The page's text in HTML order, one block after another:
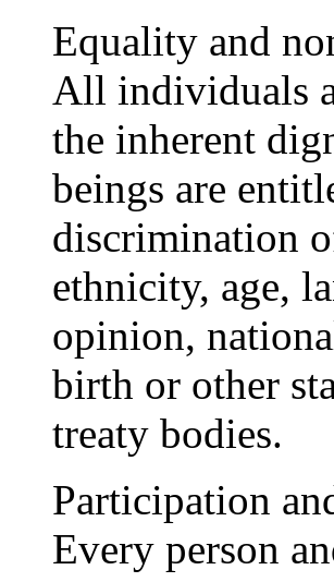
Equality and
All individuals
the inherent
beings are
discrimination
ethnicity, age,
opinion,
birth or other
treaty bodies.
Participation
Every person